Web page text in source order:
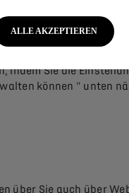
und/oder den von
möglichen
Sie die
können " unten
Sie auch über
ALLE AKZEPTIEREN